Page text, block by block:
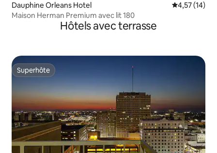
Dauphine Orleans Hotel Évaluation
4,57 (14)
Maison Herman Premium avec lit 180
Hôtels avec terrasse
Superhôte
Superhôte